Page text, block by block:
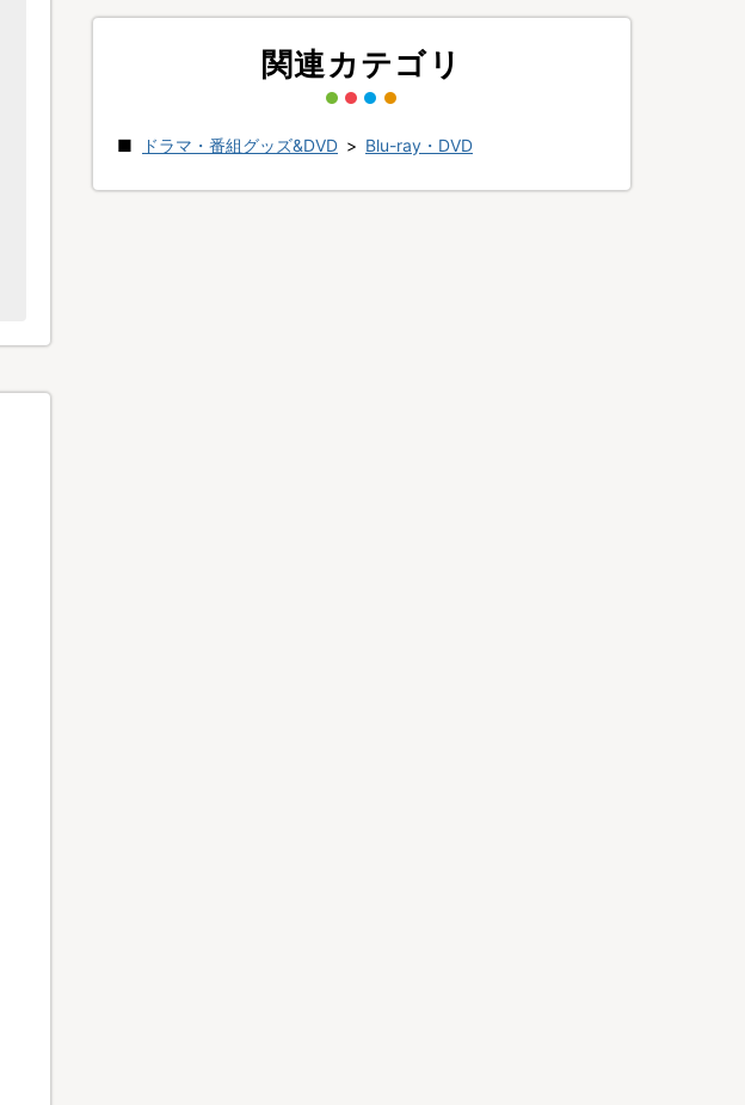
関連カテゴリ
ドラマ・番組グッズ&DVD > Blu-ray・DVD